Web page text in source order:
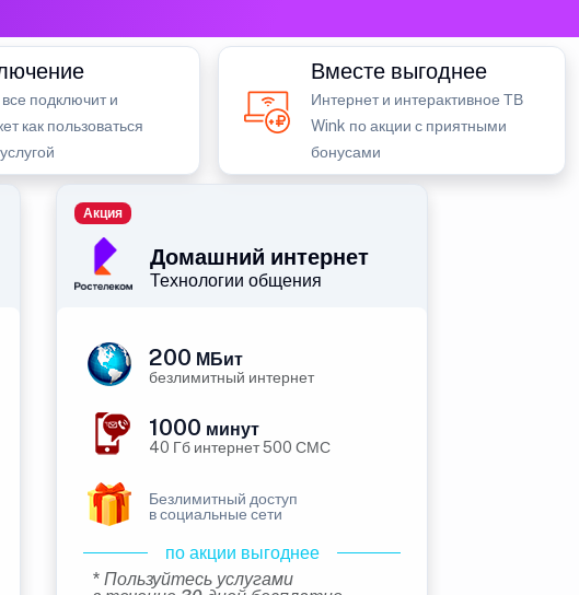
подключит и
как пользоваться
Вместе выгоднее
Интернет и интерактивное ТВ
Wink по акции с приятными
бонусами
Домашний интернет
Технологии общения
Акция
200 МБит
безлимитный интернет
1000 минут
40 Гб интернет 500 СМС
Безлимитный доступ
в социальные сети
по акции выгоднее
* Пользуйтесь услугами